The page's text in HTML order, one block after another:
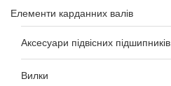
Елементи карданних валів
Аксесуари підвісних підшипників
Вилки